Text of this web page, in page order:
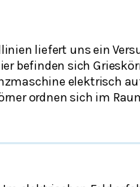
liefert uns ein
befinden sich
elektrisch
ordnen sich im